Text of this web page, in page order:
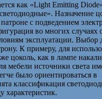
как «Light Emitting
Назначение
с подведением
во многих случаях
эксплуатации. Выбор
К примеру, для
цоколь, как в лампе
мебели источники света
было ориентироваться в
классификация
характеристик.